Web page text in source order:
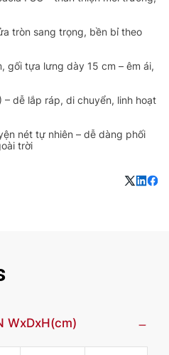
tròn sang trọng, bền bỉ theo
gối tựa lưng dày 15 cm – êm ái,
– dễ lắp ráp, di chuyển, linh hoạt
nét tự nhiên – dễ dàng phối
trời
WxDxH(cm)